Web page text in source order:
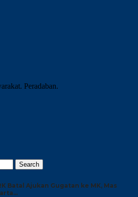
Peradaban.
Batal Ajukan Gugatan ke MK, Mas